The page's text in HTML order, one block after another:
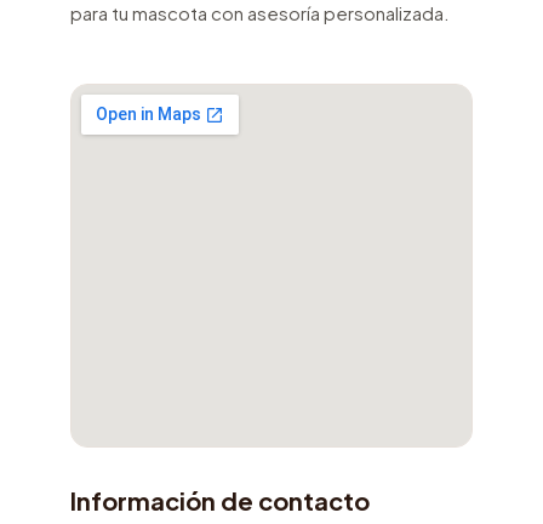
para tu mascota con asesoría personalizada.
Información de contacto